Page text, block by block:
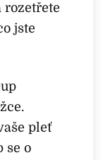
rozetřete
jste
pleť
se o